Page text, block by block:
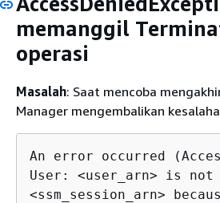
memanggil
operasi
Masalah: Saat mencoba
Manager mengembalikan
An error occurred
User: <user_arn> is
<ssm_session_arn>